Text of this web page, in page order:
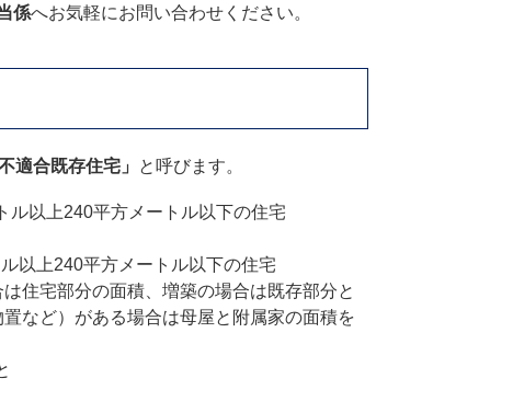
係へお気軽にお問い合わせください。
適合既存住宅」 と呼びます。
ル以上240平方メートル以下の住宅
以上240平方メートル以下の住宅
住宅部分の面積、増築の場合は既存部分と
など）がある場合は母屋と附属家の面積を